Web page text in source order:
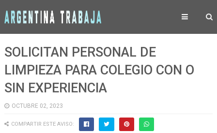
SOLICITAN PERSONAL DE
LIMPIEZA PARA COLEGIO CON O
SIN EXPERIENCIA
OCTUBRE 02, 2023
COMPARTIR ESTE AVISO: